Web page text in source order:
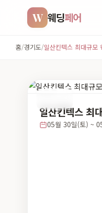
W 웨딩페어
홈/경기도/일산킨텍스 최대규모
일산킨텍스 최
05월 30일(토) ~